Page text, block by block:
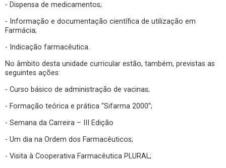
- Dispensa de medicamentos;
- Informação e documentação científica de utilização em
Farmácia;
- Indicação farmacêutica.
No âmbito desta unidade curricular estão, também, previstas as
seguintes ações:
- Curso básico de administração de vacinas;
- Formação teórica e prática “Sifarma 2000”;
- Semana da Carreira – III Edição
- Um dia na Ordem dos Farmacêuticos;
- Visita à Cooperativa Farmacêutica PLURAL;